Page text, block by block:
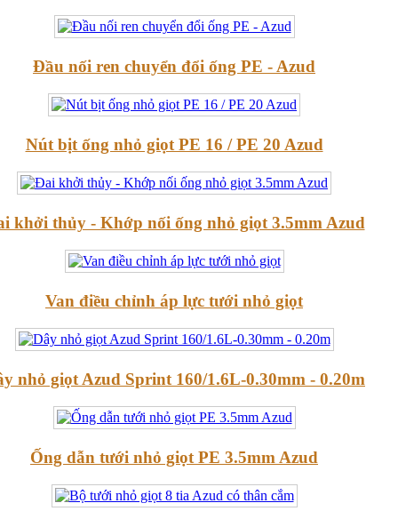
Đầu nối ren chuyển đổi ống PE - Azud
Nút bịt ống nhỏ giọt PE 16 / PE 20 Azud
khởi thủy - Khớp nối ống nhỏ giọt 3.5mm Azud
Van điều chỉnh áp lực tưới nhỏ giọt
nhỏ giọt Azud Sprint 160/1.6L-0.30mm - 0.20m
Ống dẫn tưới nhỏ giọt PE 3.5mm Azud